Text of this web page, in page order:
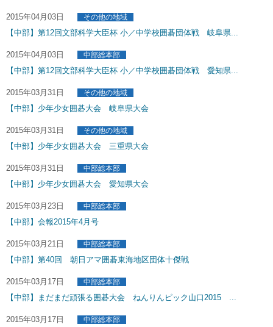
2015年04月03日 その他の地域
【中部】第12回文部科学大臣杯 小／中学校囲碁団体戦 岐阜県...
2015年04月03日 中部総本部
【中部】第12回文部科学大臣杯 小／中学校囲碁団体戦 愛知県...
2015年03月31日 その他の地域
【中部】少年少女囲碁大会 岐阜県大会
2015年03月31日 その他の地域
【中部】少年少女囲碁大会 三重県大会
2015年03月31日 中部総本部
【中部】少年少女囲碁大会 愛知県大会
2015年03月23日 中部総本部
【中部】会報2015年4月号
2015年03月21日 中部総本部
【中部】第40回 朝日アマ囲碁東海地区団体十傑戦
2015年03月17日 中部総本部
【中部】まだまだ頑張る囲碁大会 ねんりんピック山口2015 ...
2015年03月17日 中部総本部